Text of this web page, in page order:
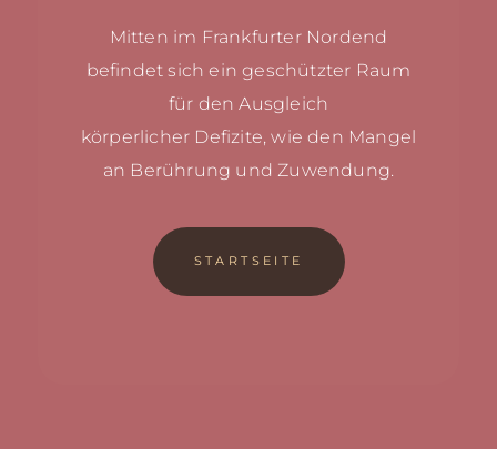
Mitten im Frankfurter Nordend
befindet sich eingeschützter Raum
für den Ausgleich
körperlicher Defizite, wie den Mangel
an Berührung und Zuwendung.
STARTSEITE